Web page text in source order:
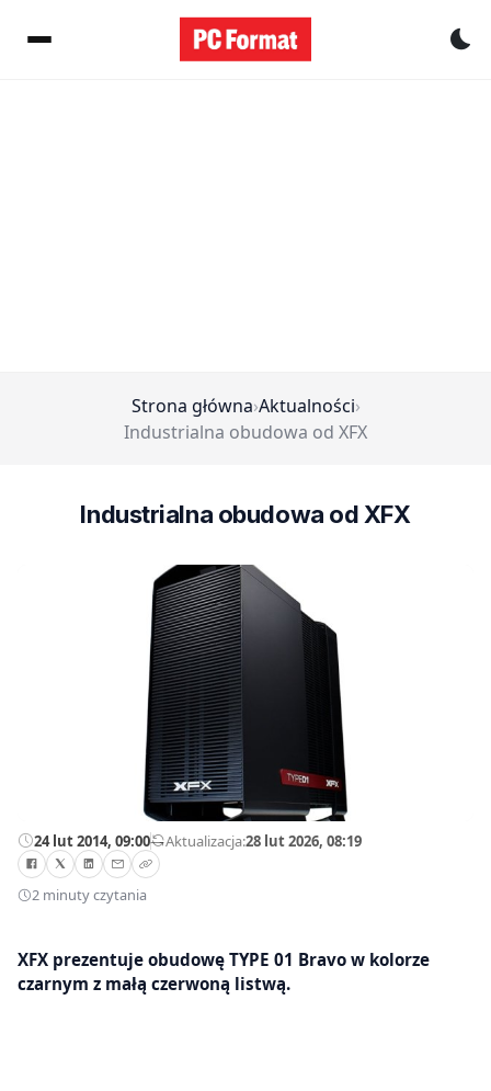
Strona główna›Aktualności›
Industrialna obudowa od XFX
Industrialna obudowa od XFX
24 lut 2014, 09:00—Aktualizacja:28 lut 2026, 08:19
2 minuty czytania
XFX prezentuje obudowę TYPE 01 Bravo w kolorze
czarnym z małą czerwoną listwą.